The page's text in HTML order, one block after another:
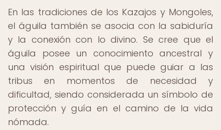
En las tradiciones de los Kazajos y Mongoles,
el águila también se asocia con la sabiduría
y la conexión con lo divino. Se cree que el
águila posee un conocimiento ancestral y
una visión espiritual que puede guiar a las
tribus en momentos de necesidad y
dificultad, siendo considerada un símbolo de
protección y guía en el camino de la vida
nómada.